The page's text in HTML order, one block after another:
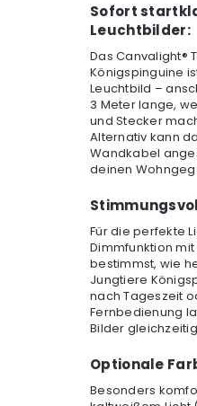
Sofort
Leuchtbilder:
Das Canvalight®
Königspinguine
Leuchtbild –
3 Meter lange,
und Stecker
Alternativ kann
Wandkabel
deinen
Für die perfekte
Dimmfunktion
bestimmst, wie
Jungtiere
nach Tageszeit
Fernbedienung
Bilder
Optionale
Besonders